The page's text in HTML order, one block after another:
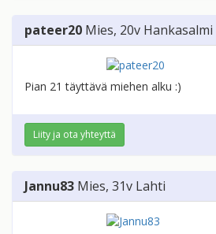
pateer20 Mies, 20v Hankasalmi
Pian 21 täyttävä miehen alku :)
Liity ja ota yhteyttä
Jannu83 Mies, 31v Lahti